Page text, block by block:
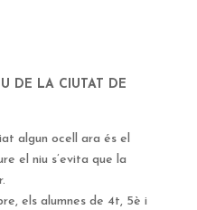
DE LA CIUTAT DE
algun ocell ara és el
el niu s’evita que la
els alumnes de 4t, 5è i